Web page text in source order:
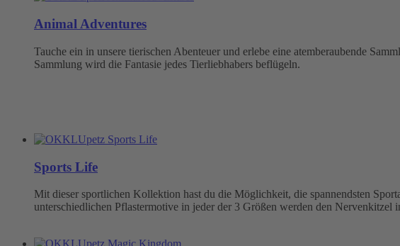
Animal Adventures
Tauche ein in unsere tierischen Abenteuer und erlebe eine atemberaubende
Sammlung wird die Fantasie jedes Tierliebhabers beflügeln.
Sports Life
Mit dieser sportlichen Kollektion hast du die Möglichkeit, die spannendsten
unterschiedlichen Pflastermotive in jeder der 3 Größen werden den Nervenkitzel